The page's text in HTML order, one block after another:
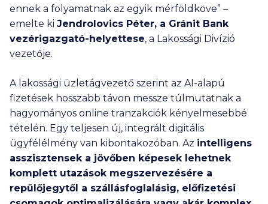
ennek a folyamatnak az egyik mérföldköve” –
emelte ki Jendrolovics Péter, a Gránit Bank
vezérigazgató-helyettese, a Lakossági Divízió
vezetője.
A lakossági üzletágvezető szerint az AI-alapú
fizetések hosszabb távon messze túlmutatnak a
hagyományos online tranzakciók kényelmesebbé
tételén. Egy teljesen új, integrált digitális
ügyfélélmény van kibontakozóban. Az intelligens
asszisztensek a jövőben képesek lehetnek
komplett utazások megszervezésére a
repülőjegytől a szállásfoglalásig, előfizetési